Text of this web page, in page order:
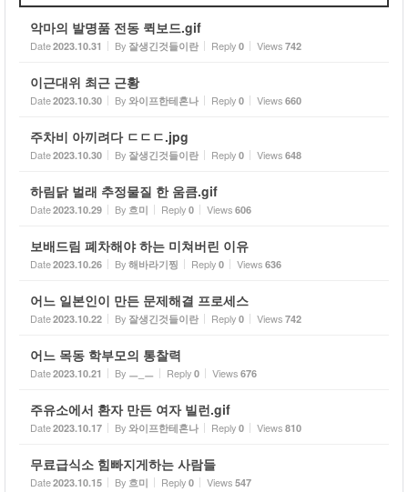
악마의 발명품 전동 퀵보드.gif
Date2023.10.31 By 잘생긴것들이란 Reply 0 Views 742
이근대위 최근 근황
Date2023.10.30 By 와이프한테혼나 Reply 0 Views 660
주차비 아끼려다 ㄷㄷㄷ.jpg
Date2023.10.30 By 잘생긴것들이란 Reply 0 Views 648
하림닭 벌래 추정물질 한 움큼.gif
Date2023.10.29 By 흐미 Reply 0 Views 606
보배드림 폐차해야 하는 미쳐버린 이유
Date2023.10.26 By 해바라기찡 Reply 0 Views 636
어느 일본인이 만든 문제해결 프로세스
Date2023.10.22 By 잘생긴것들이란 Reply 0 Views 742
어느 목동 학부모의 통찰력
Date2023.10.21 By ㅡ_ㅡ Reply 0 Views 676
주유소에서 환자 만든 여자 빌런.gif
Date2023.10.17 By 와이프한테혼나 Reply 0 Views 810
무료급식소 힘빠지게하는 사람들
Date2023.10.15 By 흐미 Reply 0 Views 547